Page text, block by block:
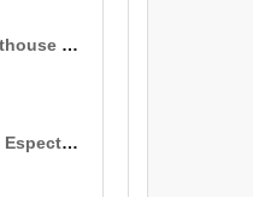
Imponente Penthouse en Venta de Revista en Piantini con Fantástica Vista ID 1955
Penthouse con Espectacular Vista al Mar y Ciudad en La Esperilla ID 2991